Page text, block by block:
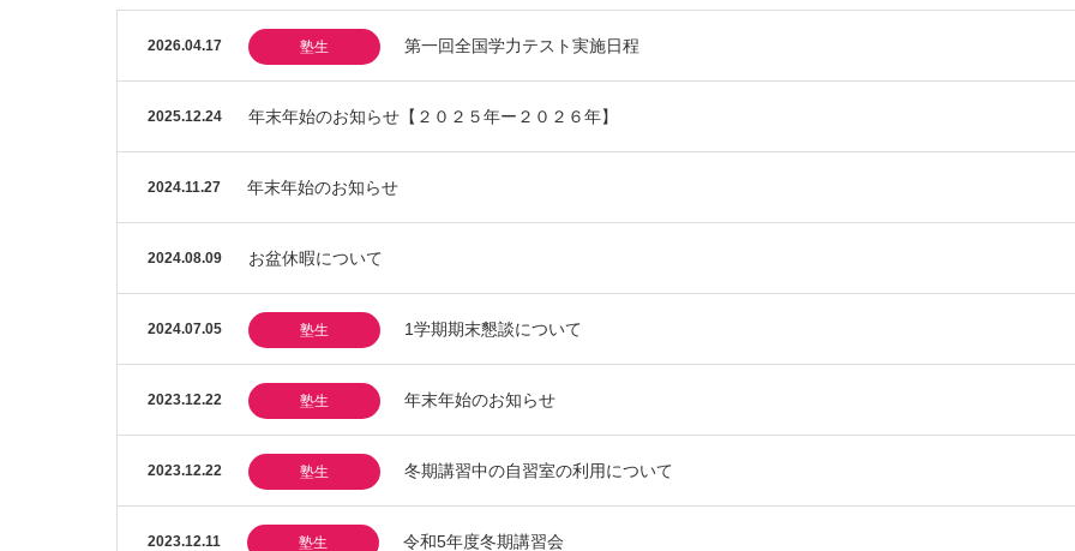
2026.04.17 塾生 第一回全国学力テスト実施日程
2025.12.24 年末年始のお知らせ【２０２５年ー２０２６年】
2024.11.27 年末年始のお知らせ
2024.08.09 お盆休暇について
2024.07.05 塾生 1学期期末懇談について
2023.12.22 塾生 年末年始のお知らせ
2023.12.22 塾生 冬期講習中の自習室の利用について
2023.12.11 塾生 令和5年度冬期講習会